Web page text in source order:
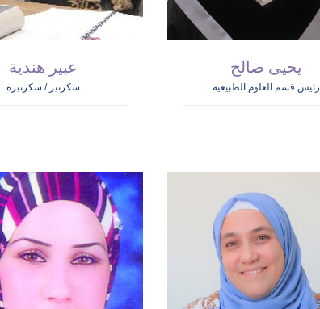
يحيى صالح
رئيس قسم العلوم الطبيعية
عبير هندية
سكرتير / سكرتيرة